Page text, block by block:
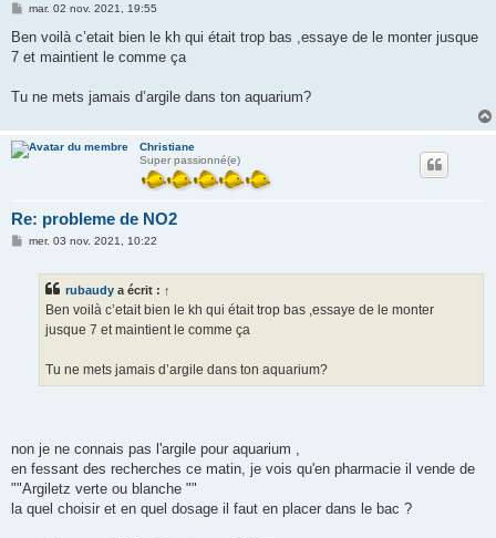
M
s
a
mar. 02 nov. 2021, 19:55
Ben voilà c’etait bien le kh qui était trop bas ,essaye de le monter jusque
7 et maintient le comme ça
Tu ne mets jamais d’argile dans ton aquarium?
Christiane
Super passionné(e)
Re: probleme de NO2
Mmer. 03 nov. 2021, 10:22
rubaudy a écrit : ↑
Ben voilà c’etait bien le kh qui était trop bas ,essaye de le monter
jusque 7 et maintient le comme ça
Tu ne mets jamais d’argile dans ton aquarium?
non je ne connais pas l'argile pour aquarium ,
en fessant des recherches ce matin, je vois qu'en pharmacie il vende de
""Argiletz verte ou blanche ""
la quel choisir et en quel dosage il faut en placer dans le bac ?